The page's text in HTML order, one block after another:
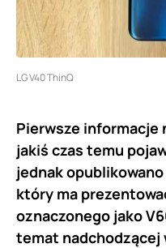
LG V40 ThinQ
Pierwsze informacje
jakiś czas temu
jednak
który ma
oznaczonego jako
temat nadchodzącej